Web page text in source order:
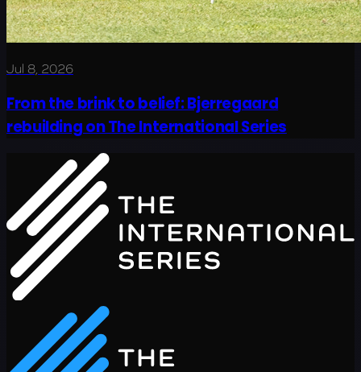
Jul 8, 2026
From the brink to belief: Bjerregaard
rebuilding on The International Series